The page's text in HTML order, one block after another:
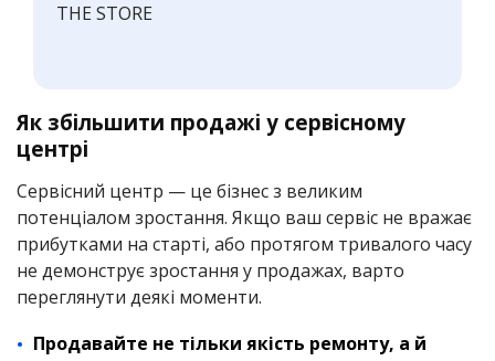
THE STORE
Як збільшити продажі у сервісному
центрі
Сервісний центр — це бізнес з великим
потенціалом зростання. Якщо ваш сервіс не вражає
прибутками на старті, або протягом тривалого часу
не демонструє зростання у продажах, варто
переглянути деякі моменти.
Продавайте не тільки якість ремонту, а й